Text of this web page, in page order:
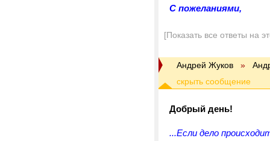
С пожеланиями,
[Показать все ответы на
Андрей Жуков »
Добрый день!
...Если дело